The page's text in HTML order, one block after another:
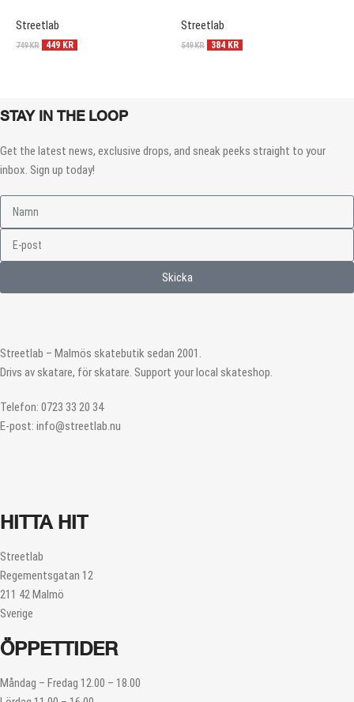
Streetlab
749KR 449 KR
Streetlab
549KR 384 KR
STAY IN THE LOOP
Get the latest news, exclusive drops, and sneak peeks straight to your
inbox. Sign up today!
Skicka
Streetlab – Malmös skatebutik sedan 2001.
Drivs av skatare, för skatare. Support your local skateshop.
Telefon: 0723 33 20 34
E-post: info@streetlab.nu
HITTA HIT
Streetlab
Regementsgatan 12
211 42 Malmö
Sverige
ÖPPETTIDER
Måndag – Fredag 12.00 – 18.00